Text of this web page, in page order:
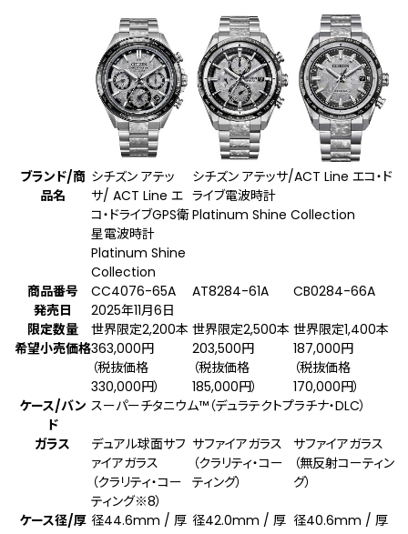
ブランド/商
品名
シチズン アテッ
サ/ ACT Line エ
コ・ドライブGPS衛
星電波時計
Platinum Shine
Collection
シチズン アテッサ/ACT Line エコ・ド
ライブ電波時計
Platinum Shine Collection
商品番号 CC4076-65A AT8284-61A
CB0284-66A
発売日
2025年11月6日
限定数量
世界限定2,200本 世界限定2,500本 世界限定1,400本
希望小売価格363,000円
（税抜価格
330,000円）
203,500円
（税抜価格
185,000円）
187,000円
（税抜価格
170,000円）
ケース/バン
ド
スーパーチタニウム™（デュラテクトプラチナ・DLC）
ガラス
デュアル球面サフ
ァイアガラス
（クラリティ・コー
ティング※8）
サファイアガラス
（クラリティ・コー
ティング）
サファイアガラス
（無反射コーティン
グ）
ケース径/厚 径44.6mm / 厚 径42.0mm / 厚 径40.6mm / 厚